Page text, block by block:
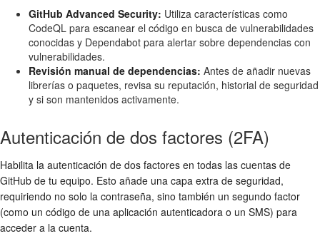
GitHub Advanced Security: Utiliza características como
CodeQL para escanear el código en busca de vulnerabilidades
conocidas y Dependabot para alertar sobre dependencias con
vulnerabilidades.
Revisión manual de dependencias: Antes de añadir nuevas
librerías o paquetes, revisa su reputación, historial de seguridad
y si son mantenidos activamente.
Autenticación de dos factores (2FA)
Habilita la autenticación de dos factores en todas las cuentas de
GitHub de tu equipo. Esto añade una capa extra de seguridad,
requiriendo no solo la contraseña, sino también un segundo factor
(como un código de una aplicación autenticadora o un SMS) para
acceder a la cuenta.